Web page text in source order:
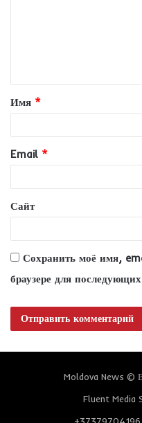
т
а
и
й
*
Имя *
Email *
Сайт
Сохранить моё имя,
браузере для
Moldova News ©
Fluent Media